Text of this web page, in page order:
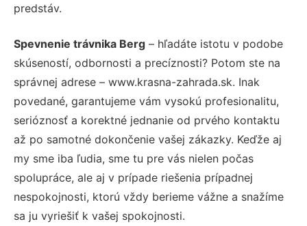
predstáv.
Spevnenie trávnika Berg – hľadáte istotu v podobe
skúseností, odbornosti a precíznosti? Potom ste na
správnej adrese – www.krasna-zahrada.sk. Inak
povedané, garantujeme vám vysokú profesionalitu,
serióznosť a korektné jednanie od prvého kontaktu
až po samotné dokončenie vašej zákazky. Keďže aj
my sme iba ľudia, sme tu pre vás nielen počas
spolupráce, ale aj v prípade riešenia prípadnej
nespokojnosti, ktorú vždy berieme vážne a snažíme
sa ju vyriešiť k vašej spokojnosti.